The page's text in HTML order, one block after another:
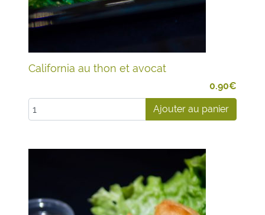
California au thon et avocat
0.90€
Ajouter au panier